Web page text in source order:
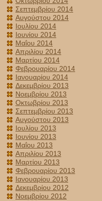
Σεπτεμβρίου 2014
Αυγούστου 2014
Ιουλίου 2014
Ιουνίου 2014
Μαΐου 2014
Απριλίου 2014
Μαρτίου 2014
Φεβρουαρίου 2014
Ιανουαρίου 2014
Δεκεμβρίου 2013
Νοεμβρίου 2013
Οκτωβρίου 2013
Σεπτεμβρίου 2013
Αυγούστου 2013
Ιουλίου 2013
Ιουνίου 2013
Μαΐου 2013
Απριλίου 2013
Μαρτίου 2013
Φεβρουαρίου 2013
Ιανουαρίου 2013
Δεκεμβρίου 2012
Νοεμβρίου 2012